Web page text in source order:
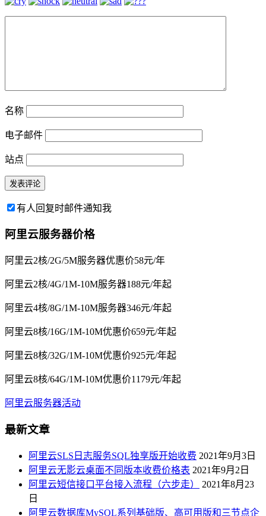
名称
电子邮件
站点
有人回复时邮件通知我
阿里云服务器价格
阿里云2核/2G/5M服务器优惠价58元/年
阿里云2核/4G/1M-10M服务器188元/年起
阿里云4核/8G/1M-10M服务器346元/年起
阿里云8核/16G/1M-10M优惠价659元/年起
阿里云8核/32G/1M-10M优惠价925元/年起
阿里云8核/64G/1M-10M优惠价1179元/年起
阿里云服务器活动
最新文章
阿里云SLS日志服务SQL独享版开始收费 2021年9月3日
阿里云无影云桌面不同版本收费价格表 2021年9月2日
阿里云短信接口平台接入流程（六步走）
2021年8月23
日
阿里云数据库MySQL系列基础版、高可用版和三节点企